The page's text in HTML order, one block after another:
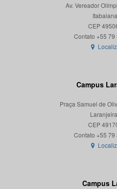
Av. Vereador
CEP
Campus
Praça Samuel de
CEP
Campus